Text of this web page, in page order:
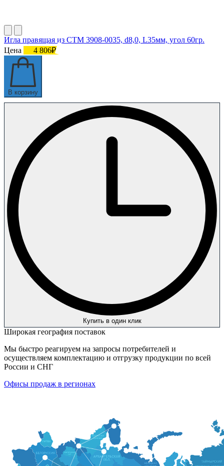
Игла правящая из СТМ 3908-0035, d8,0, L35мм, угол 60гр.
Цена
4 806₽
В корзину
Купить в один клик
Широкая география поставок
Мы быстро реагируем на запросы потребителей и
осуществляем комплектацию и отгрузку продукции по всей
России и СНГ
Офисы продаж в регионах